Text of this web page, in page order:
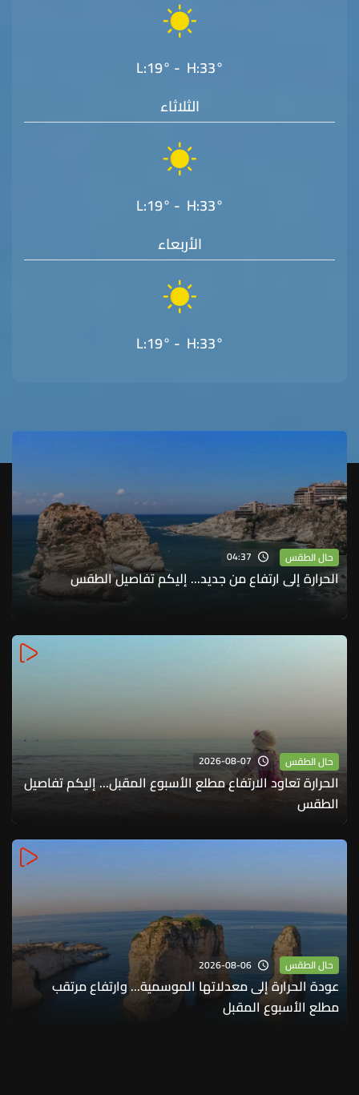
L:19° - H:33°
الثلاثاء
L:19° - H:33°
الأربعاء
L:19° - H:33°
حال الطقس 04:37
الحرارة إلى ارتفاع من جديد... إليكم تفاصيل الطقس
حال الطقس 2026-08-07
الحرارة تعاود الارتفاع مطلع الأسبوع المقبل... إليكم تفاصيل
الطقس
حال الطقس 2026-08-06
عودة الحرارة إلى معدلاتها الموسمية... وارتفاع مرتقب
مطلع الأسبوع المقبل